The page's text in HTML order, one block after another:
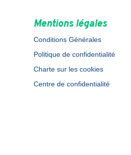
Mentions légales
Conditions Générales
Politique de confidentialité
Charte sur les cookies
Centre de confidentialité